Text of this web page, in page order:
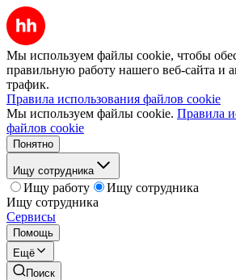
Мы используем файлы cookie, чтобы
правильную работу нашего веб-сайта и
трафик.
Правила использования файлов cookie
Мы используем файлы cookie. Правила
файлов cookie
Понятно
Ищу сотрудника
Ищу работу
Ищу сотрудника
Ищу сотрудника
Сервисы
Помощь
Ещё
Поиск